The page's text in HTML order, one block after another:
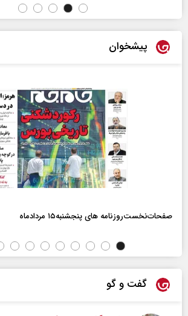
پیشخوان
صفحات‌نخست‌روزنامه ها‌ی پنجشنبه‌۱۵ مردادماه
گفت و گو